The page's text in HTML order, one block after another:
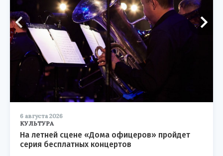
6 августа 2026
КУЛЬТУРА
На летней сцене «Дома офицеров» пройдет
серия бесплатных концертов